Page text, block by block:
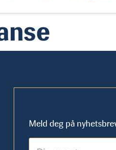
Meld deg på